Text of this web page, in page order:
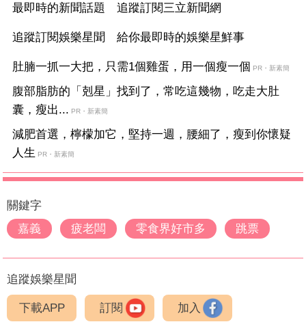
最即時的新聞話題 追蹤訂閱三立新聞網
追蹤訂閱娛樂星聞 給你最即時的娛樂星鮮事
肚腩一抓一大把，只需1個雞蛋，用一個瘦一個 PR・新素簡
腹部脂肪的「剋星」找到了，常吃這幾物，吃走大肚
囊，瘦出... PR・新素簡
減肥首選，檸檬加它，堅持一週，腰細了，瘦到你懷疑
人生 PR・新素簡
關鍵字
嘉義
疲老闆 零食界好市多 跳票
追蹤娛樂星聞
下載APP 訂閱 加入